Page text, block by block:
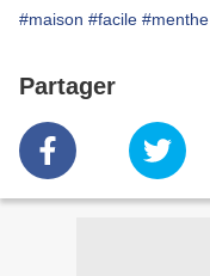
#maison #facile #menthe
Partager